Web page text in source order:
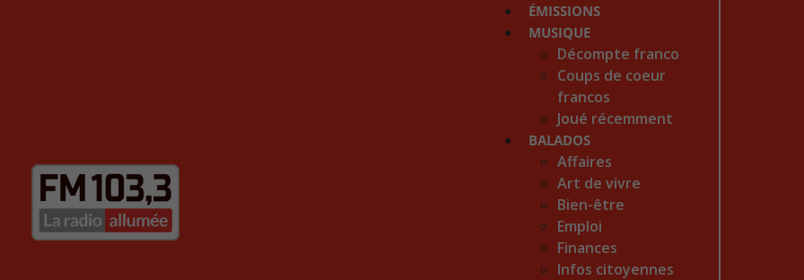
ÉMISSIONS
MUSIQUE
Décompte franco
Coups de coeur
francos
Joué récemment
BALADOS
Affaires
Art de vivre
Bien-être
Emploi
Finances
Infos citoyennes